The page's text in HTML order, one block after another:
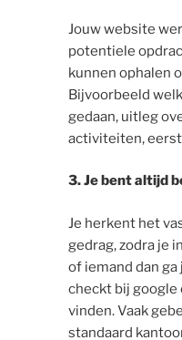
Jouw website
potentiele
kunnen ophalen
Bijvoorbeeld
gedaan, uitleg
activiteiten,
3. Je bent altijd
Je herkent het
gedrag, zodra je
of iemand dan
checkt bij
vinden. Vaak
standaard